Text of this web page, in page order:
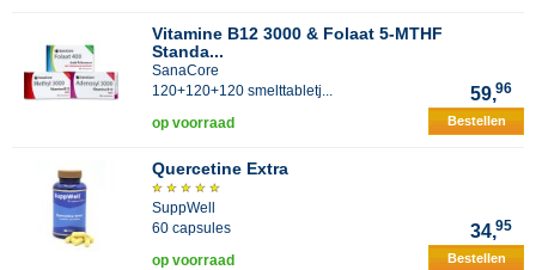
Vitamine B12 3000 & Folaat 5-MTHF
Standa...
SanaCore
120+120+120 smelttabletj...
59,96
op voorraad Bestellen
Quercetine Extra
SuppWell
60 capsules
34,95
op voorraad Bestellen